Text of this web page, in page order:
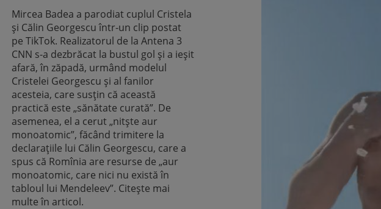
Mircea Badea a parodiat cuplul Cristela
și Călin Georgescu într-un clip postat
pe TikTok. Realizatorul de la Antena 3
CNN s-a dezbrăcat la bustul gol și a ieșit
afară, în zăpadă, urmând modelul
Cristelei Georgescu și al fanilor
acesteia, care susțin că această
practică este „sănătate curată”. De
asemenea, el a cerut „nitște aur
monoatomic”, făcând trimitere la
declarațiile lui Călin Georgescu, care a
spus că Romînia are resurse de „aur
monoatomic, care nici nu există în
tabloul lui Mendeleev”. Citește mai
multe în articol.